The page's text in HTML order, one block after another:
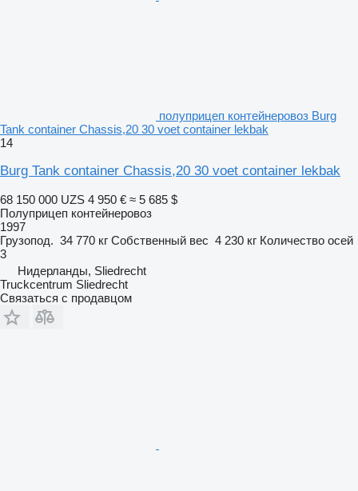
полуприцеп контейнеровоз Burg
Tank container Chassis,20 30 voet container lekbak
14
Burg Tank container Chassis,20 30 voet container lekbak
68 150 000 UZS 4 950 € ≈ 5 685 $
Полуприцеп контейнеровоз
1997
Грузопод. 34 770 кг Собственный вес 4 230 кг Количество осей
3
Нидерланды, Sliedrecht
Truckcentrum Sliedrecht
Связаться с продавцом